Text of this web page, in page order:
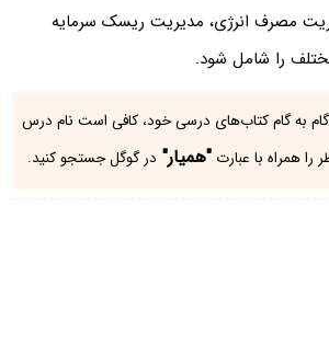
مصرف انرژی، مدیریت ریسک سرمایه
را شامل شود.
به گام کتاب‌های درسی خود، کافی است نام درس
را همراه با عبارت"همیار" در گوگل جستجو کنید.